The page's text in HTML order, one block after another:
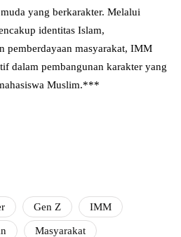
yang berkarakter. Melalui
identitas Islam,
pemberdayaan masyarakat, IMM
dalam pembangunan karakter yang
Muslim.***
Gen Z IMM
Masyarakat